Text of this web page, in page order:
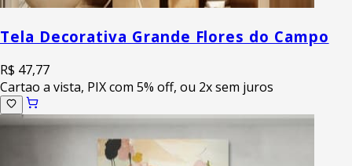
Tela Decorativa Grande Flores do Campo
R$ 47,77
Cartao a vista, PIX com 5% off, ou 2x sem juros